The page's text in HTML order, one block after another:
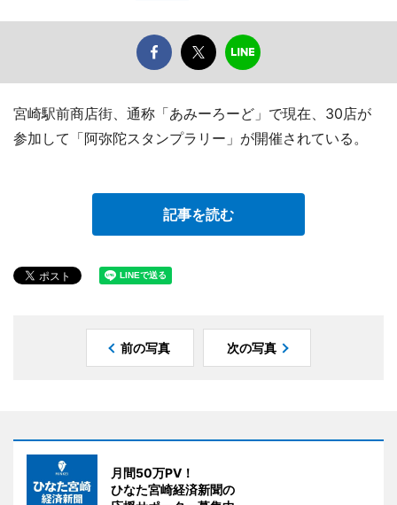
宮崎駅前商店街、通称「あみーろーど」で現在、30店が
参加して「阿弥陀スタンプラリー」が開催されている。
記事を読む
前の写真 次の写真
月間50万PV！
ひなた宮崎経済新聞の